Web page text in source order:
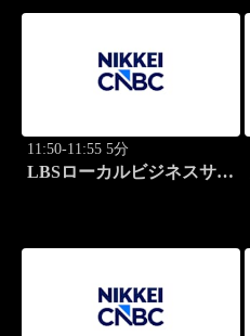
11:50-11:55 5分
LBSローカルビジネスサテ